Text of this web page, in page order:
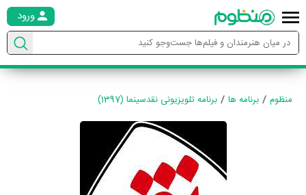
ورود
منظوم برنامه ها برنامه تلویزیونی نقدسینما (1397)